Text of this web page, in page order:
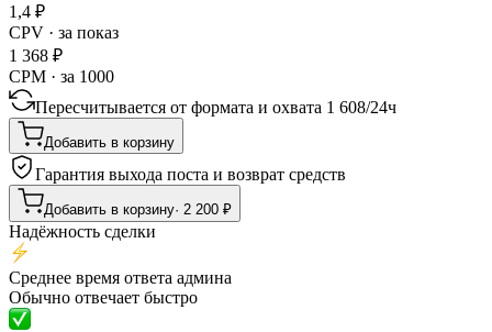
1,4 ₽
CPV · за показ
1 368 ₽
CPM · за 1000
Пересчитывается от формата и охвата 1 608/24ч
Добавить в корзину
Гарантия выхода поста и возврат средств
Добавить в корзину· 2 200 ₽
Надёжность сделки
Среднее время ответа админа
Обычно отвечает быстро